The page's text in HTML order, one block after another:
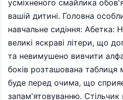
усміхненого смайлика
вашій дитині. Головна
навчальне сидіння: Абетка:
великі яскраві літери, що
та невимушено вивчити
боків розташована
буде перед очима, що
запам'ятовуванню. Стільчик